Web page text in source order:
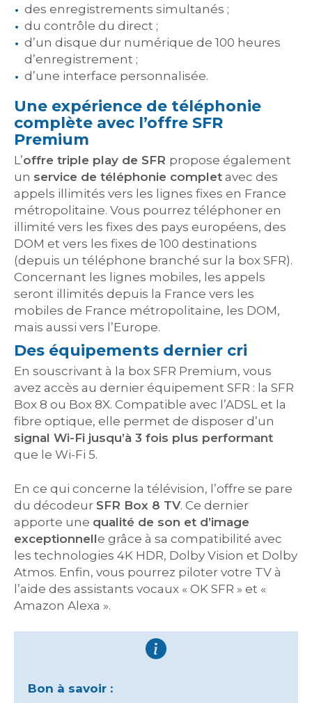
des enregistrements simultanés ;
du contrôle du direct ;
d’un disque dur numérique de 100 heures
d’enregistrement ;
d’une interface personnalisée.
Une expérience de téléphonie
complète avec l’offre SFR
Premium
L’offre triple play de SFR propose également
un service de téléphonie complet avec des
appels illimités vers les lignes fixes en France
métropolitaine. Vous pourrez téléphoner en
illimité vers les fixes des pays européens, des
DOM et vers les fixes de 100 destinations
(depuis un téléphone branché sur la box SFR).
Concernant les lignes mobiles, les appels
seront illimités depuis la France vers les
mobiles de France métropolitaine, les DOM,
mais aussi vers l’Europe.
Des équipements dernier cri
En souscrivant à la box SFR Premium, vous
avez accès au dernier équipement SFR : la SFR
Box 8 ou Box 8X. Compatible avec l’ADSL et la
fibre optique, elle permet de disposer d’un
signal Wi-Fi jusqu’à 3 fois plus performant
que le Wi-Fi 5.
En ce qui concerne la télévision, l’offre se pare
du décodeur SFR Box 8 TV. Ce dernier
apporte une qualité de son et d’image
exceptionnelle grâce à sa compatibilité avec
les technologies 4K HDR, Dolby Vision et Dolby
Atmos. Enfin, vous pourrez piloter votre TV à
l’aide des assistants vocaux « OK SFR » et «
Amazon Alexa ».
Bon à savoir :